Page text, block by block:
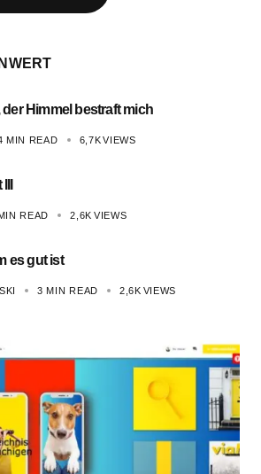
Himmel bestraft mich
MIN READ 6,7KVIEWS
READ 2,6K VIEWS
es gut ist
3 MIN READ 2,6K VIEWS